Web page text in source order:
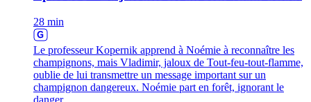
28 min
Le professeur Kopernik apprend à Noémie à reconnaître les
champignons, mais Vladimir, jaloux de Tout-feu-tout-flamme,
oublie de lui transmettre un message important sur un
champignon dangereux. Noémie part en forêt, ignorant le
danger.